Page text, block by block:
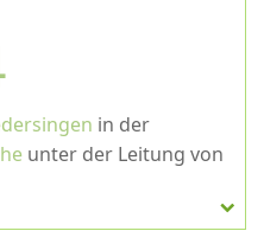
in der
unter der Leitung von